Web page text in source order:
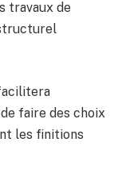
travaux de
faire des choix
les finitions